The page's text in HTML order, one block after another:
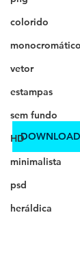
colorido
monocromático
vetor
estampas
sem fundo
HD
minimalista
psd
heráldica